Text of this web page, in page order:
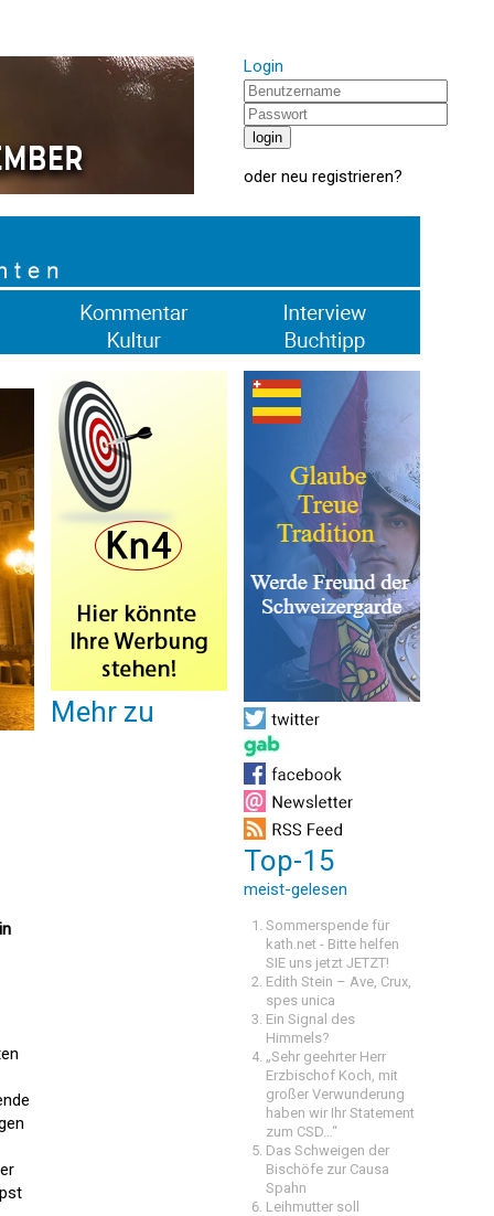
Login
oder neu registrieren?
Mehr zu
Top-15
meist-gelesen
Sommerspende für
kath.net - Bitte helfen
SIE uns jetzt JETZT!
Edith Stein – Ave, Crux,
spes unica
Ein Signal des
Himmels?
„Sehr geehrter Herr
Erzbischof Koch, mit
großer Verwunderung
haben wir Ihr Statement
zum CSD…“
Das Schweigen der
Bischöfe zur Causa
Spahn
Leihmutter soll